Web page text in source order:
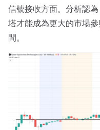
信號接收方面。分析認
塔才能成為更大的市場
間。